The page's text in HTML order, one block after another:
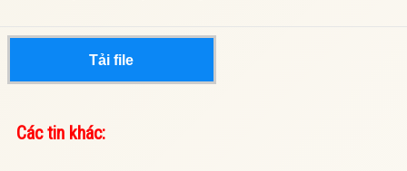
Tải file
Các tin khác: